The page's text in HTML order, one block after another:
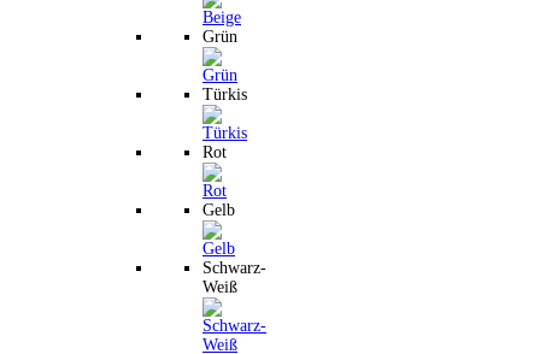
Grün
Türkis
Rot
Gelb
Schwarz-
Weiß